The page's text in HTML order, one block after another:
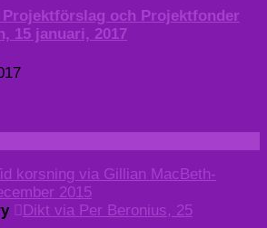
och Projektfonder
15 januari, 2017
korsning via Gillian MacBeth-
2015
Dikt via Per Beronius, 25